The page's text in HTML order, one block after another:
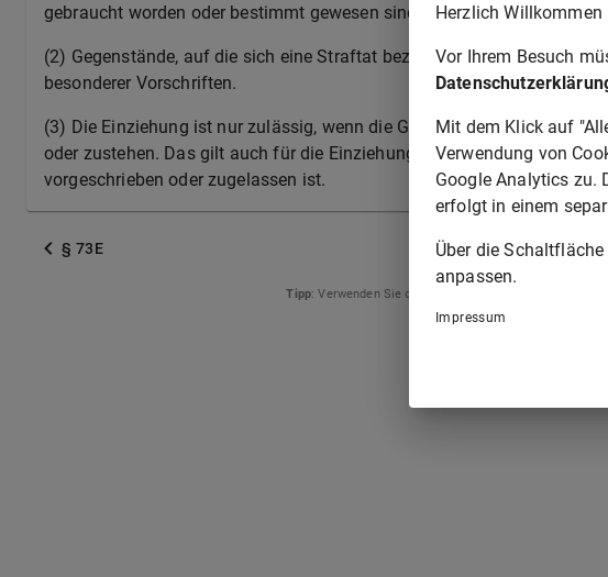
gebraucht worden oder bestimmt gewesen sind (Tatmittel), können
(2) Gegenstände, auf die sich eine Straftat bezieht (Tatobjekte),
besonderer Vorschriften.
(3) Die Einziehung ist nur zulässig, wenn die Gegenstände zur Zeit der
oder zustehen. Das gilt auch für die Einziehung, die durch eine
vorgeschrieben oder zugelassen ist.
§ 73E
Tipp: Verwenden Sie die Pfeiltasten der Tastatur zur
Herzlich Willkommen
Vor Ihrem Besuch
Mit dem Klick auf
Verwendung von
Google Analytics zu.
erfolgt in einem
Über die Schaltfläche
anpassen.
Impressum